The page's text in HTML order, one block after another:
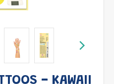
- KAWAII